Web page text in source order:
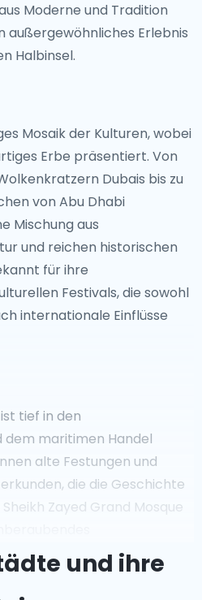
Moderne und Tradition
außergewöhnliches Erlebnis
Halbinsel.
Mosaik der Kulturen, wobei
Erbe präsentiert. Von
Dubais bis zu
von Abu Dhabi
Mischung aus
und reichen historischen
für ihre
Festivals, die sowohl
internationale Einflüsse
tief in den
dem maritimen Handel
alte Festungen und
die die Geschichte
Zayed Grand Mosque
das das Engagement
ihrer kulturellen Identität
und ihre